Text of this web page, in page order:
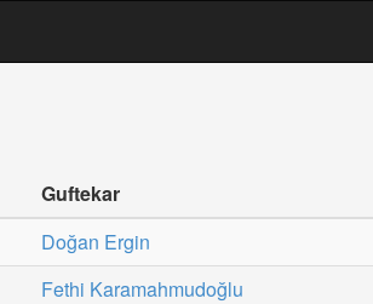
Guftekar
Doğan Ergin
Fethi Karamahmudoğlu